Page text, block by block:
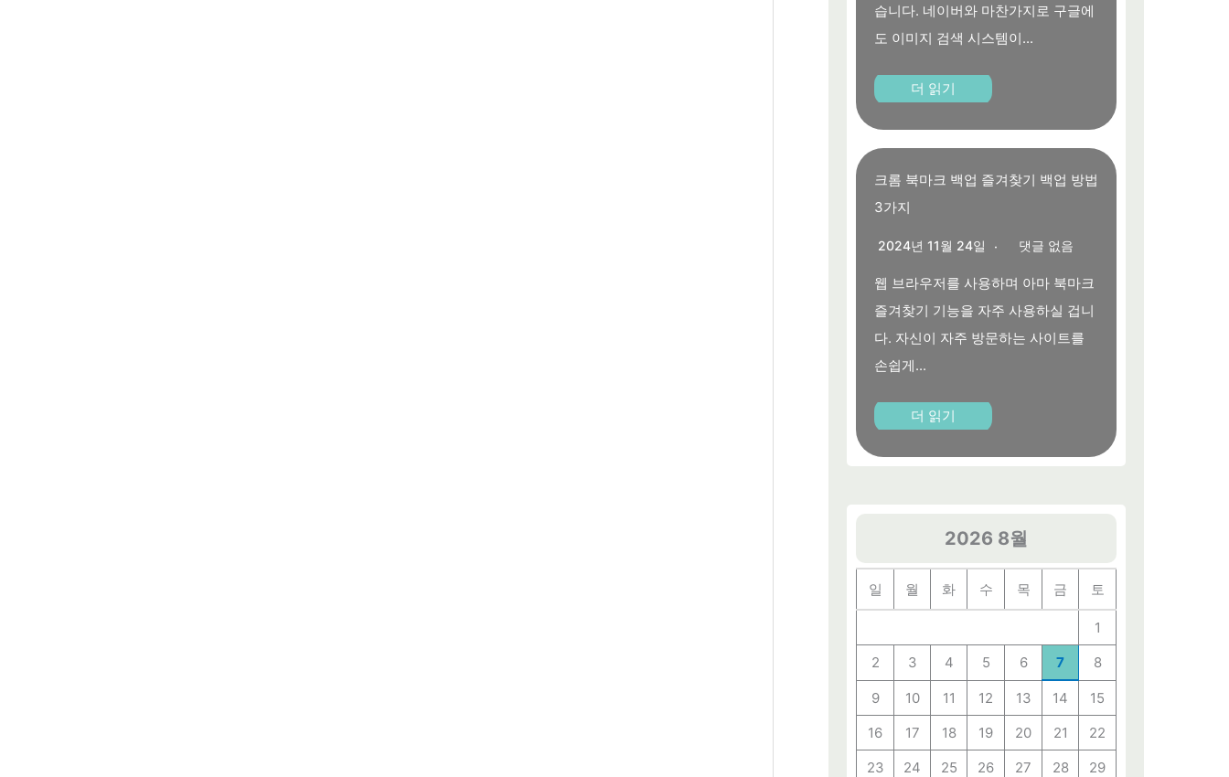
습니다. 네이버와 마찬가지로 구글에
도 이미지 검색 시스템이...
더 읽기
크롬 북마크 백업 즐겨찾기 백업 방법
3가지
2024년 11월 24일 댓글 없음
웹 브라우저를 사용하며 아마 북마크
즐겨찾기 기능을 자주 사용하실 겁니
다. 자신이 자주 방문하는 사이트를
손쉽게...
더 읽기
2026 8월
일 월 화 수 목 금 토
1
2
3 4 5 6 7 8
9 10 11 12 13 14
15
16
17 18 19 20 21
22
23
24 25 26 27 28
29